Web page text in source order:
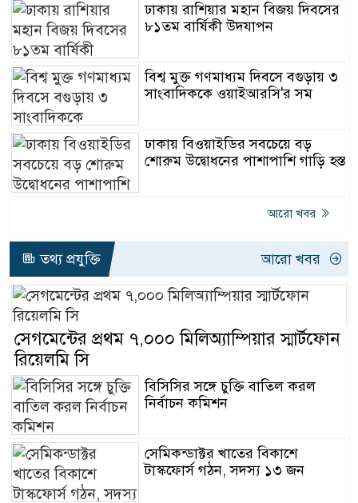
ঢাকায় রাশিয়ার মহান বিজয় দিবসের
৮১তম বার্ষিকী উদযাপন
বিশ্ব মুক্ত গণমাধ্যম দিবসে বগুড়ায় ৩
সাংবাদিককে ওয়াইআরসি'র সম
ঢাকায় বিওয়াইডির সবচেয়ে বড়
শোরুম উদ্বোধনের পাশাপাশি গাড়ি হস্ত
আরো খবর
তথ্য প্রযুক্তি আরো খবর
সেগমেন্টের প্রথম ৭,০০০ মিলিঅ্যাম্পিয়ার স্মার্টফোন
রিয়েলমি সি
বিসিসির সঙ্গে চুক্তি বাতিল করল
নির্বাচন কমিশন
সেমিকন্ডাক্টর খাতের বিকাশে
টাস্কফোর্স গঠন, সদস্য ১৩ জন